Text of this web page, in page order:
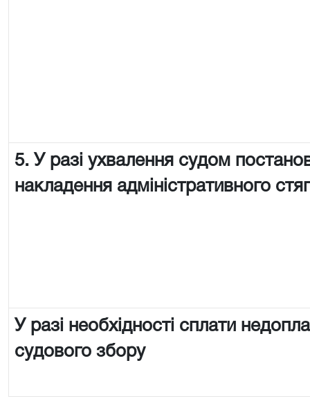
5. У разі ухвалення судом
накладення адміністративного
У разі необхідності сплати
судового збору